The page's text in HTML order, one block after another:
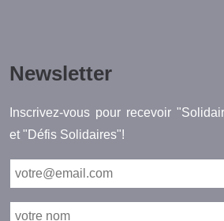
Newsletter
Inscrivez-vous pour recevoir
et "Défis Solidaires"!